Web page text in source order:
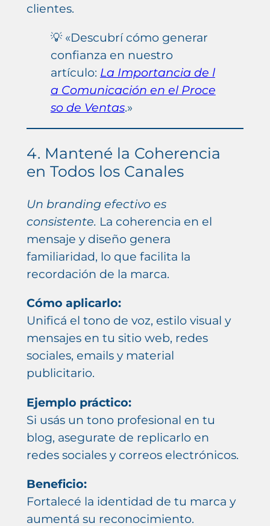
clientes.
💡 «Descubrí cómo generar
confianza en nuestro
artículo: La Importancia de l
a Comunicación en el Proce
so de Ventas.»
4. Mantené la Coherencia
en Todos los Canales
Un branding efectivo es
consistente. La coherencia en el
mensaje y diseño genera
familiaridad, lo que facilita la
recordación de la marca.
Cómo aplicarlo:
Unificá el tono de voz, estilo visual y
mensajes en tu sitio web, redes
sociales, emails y material
publicitario.
Ejemplo práctico:
Si usás un tono profesional en tu
blog, asegurate de replicarlo en
redes sociales y correos electrónicos.
Beneficio:
Fortalecé la identidad de tu marca y
aumentá su reconocimiento.